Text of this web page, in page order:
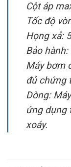
Cột áp
Tốc độ
Họng xả:
Bảo
Máy bơm
đủ chứng
Dòng:
ứng dụng
xoáy.